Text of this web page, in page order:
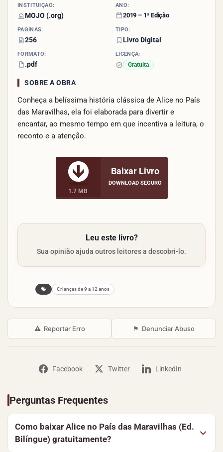
INSTITUIÇÃO:
MOJO (.org)
ANO:
2019 – 1ª Edição
PÁGINAS:
256
TIPO:
Livro Digital
FORMATO:
.pdf
LICENÇA:
Gratuita
SOBRE A OBRA
Conheça a belíssima história clássica de Alice no País
das Maravilhas, ela foi elaborada para divertir e
encantar, ao mesmo tempo em que incentiva a leitura, o
reconto e a atenção.
1.7 MB
Baixar Livro
DOWNLOAD SEGURO
Leu este livro?
Sua opinião ajuda outros leitores a descobri-lo.
Crianças de 9 a 12 anos
⚠ Reportar Erro ⚑ Denunciar Abuso
Facebook Twitter LinkedIn
Perguntas Frequentes
Como baixar Alice no País das Maravilhas (Ed.
Bilíngue) gratuitamente?